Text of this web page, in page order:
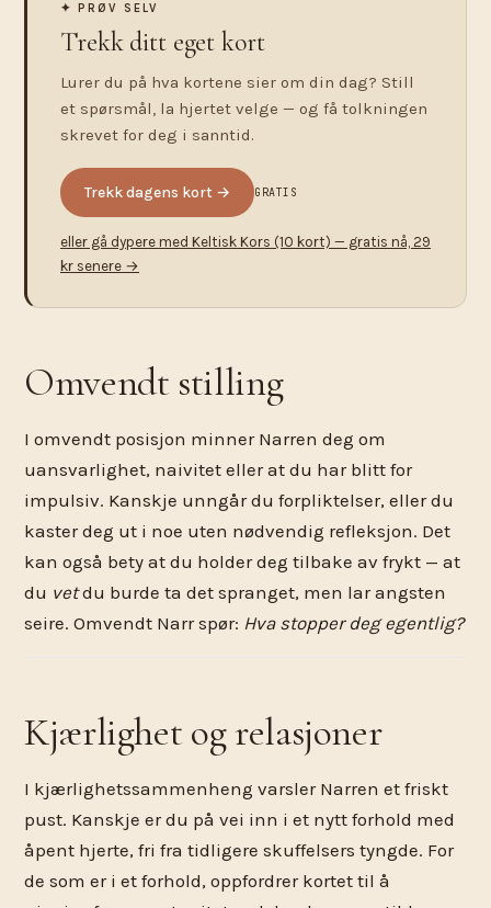
✦ PRØV SELV
Trekk ditt eget kort
Lurer du på hva kortene sier om din dag? Still
et spørsmål, la hjertet velge — og få tolkningen
skrevet for deg i sanntid.
Trekk dagens kort → GRATIS
eller gå dypere med Keltisk Kors (10 kort) — gratis nå, 29
kr senere →
Omvendt stilling
I omvendt posisjon minner Narren deg om
uansvarlighet, naivitet eller at du har blitt for
impulsiv. Kanskje unngår du forpliktelser, eller du
kaster deg ut i noe uten nødvendig refleksjon. Det
kan også bety at du holder deg tilbake av frykt — at
du vetdu burde ta det spranget, men lar angsten
seire. Omvendt Narr spør: Hva stopper deg egentlig?
Kjærlighet og relasjoner
I kjærlighetssammenheng varsler Narren et friskt
pust. Kanskje er du på vei inn i et nytt forhold med
åpent hjerte, fri fra tidligere skuffelsers tyngde. For
de som er i et forhold, oppfordrer kortet til å